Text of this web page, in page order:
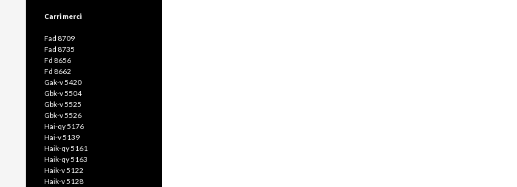
Carri merci
Fad 8709
Fad 8735
Fd 8656
Fd 8662
Gak-v 5420
Gbk-v 5504
Gbk-v 5525
Gbk-v 5526
Hai-qy 5176
Hai-v 5139
Haik-qy 5161
Haik-qy 5163
Haik-v 5122
Haik-v 5128